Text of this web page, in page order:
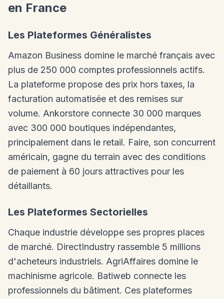
en France
Les Plateformes Généralistes
Amazon Business domine le marché français avec
plus de 250 000 comptes professionnels actifs.
La plateforme propose des prix hors taxes, la
facturation automatisée et des remises sur
volume. Ankorstore connecte 30 000 marques
avec 300 000 boutiques indépendantes,
principalement dans le retail. Faire, son concurrent
américain, gagne du terrain avec des conditions
de paiement à 60 jours attractives pour les
détaillants.
Les Plateformes Sectorielles
Chaque industrie développe ses propres places
de marché. DirectIndustry rassemble 5 millions
d'acheteurs industriels. AgriAffaires domine le
machinisme agricole. Batiweb connecte les
professionnels du bâtiment. Ces plateformes